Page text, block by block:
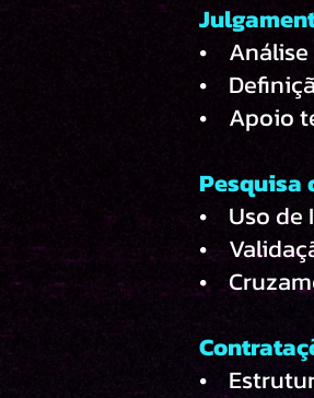
• Análise
•
• Apoio
Pesquisa
• Uso de
•
•
•